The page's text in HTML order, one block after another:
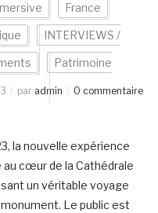
France
INTERVIEWS /
Patrimoine
par admin 0 commentaire
la nouvelle expérience
cœur de la Cathédrale
un véritable voyage
Le public est